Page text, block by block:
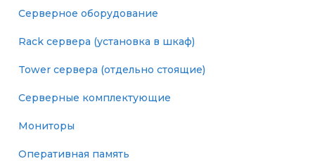
Серверное оборудование
Rack сервера (установка в шкаф)
Tower сервера (отдельно стоящие)
Серверные комплектующие
Мониторы
Оперативная память